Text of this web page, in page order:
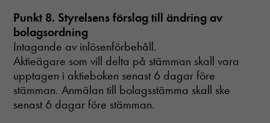
Punkt 8. Styrelsens förslag till ändring av
bolagsordning
Intagande av inlösenförbehåll.
Aktieägare som vill delta på stämman skall vara
upptagen i aktieboken senast 6 dagar före
stämman. Anmälan till bolagsstämma skall ske
senast 6 dagar före stämman.
us to
improve the
website's
functionality